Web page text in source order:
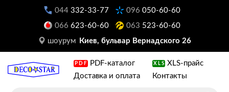
044 332-33-77 096 050-60-60
066 623-60-60 063 523-60-60
шоурум
Киев, бульвар Вернадского 26
PDF PDF-каталог XLS XLS-прайс
Доставка и оплата
Контакты